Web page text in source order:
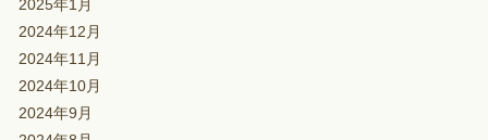
2025年1月
2024年12月
2024年11月
2024年10月
2024年9月